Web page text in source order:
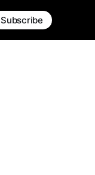
Subscribe